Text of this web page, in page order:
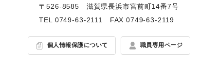
〒526-8585 滋賀県⻑浜市宮前町14番7号
TEL 0749-63-2111 FAX 0749-63-2119
個人情報保護について 職員専用ページ